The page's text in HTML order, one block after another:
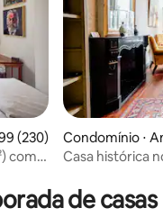
de uma avaliação média
(230)
com
Condomínio ⋅
Casa histórica
de casas